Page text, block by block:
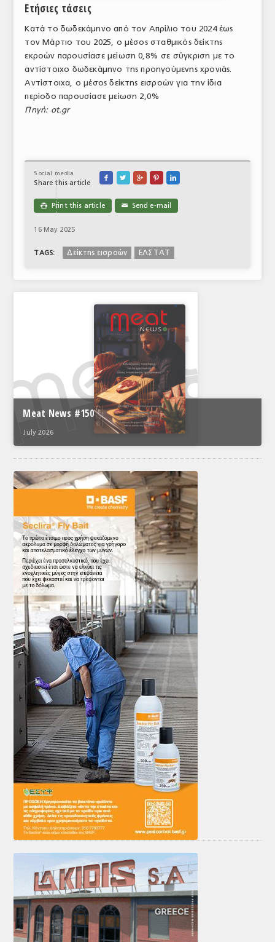
Ετήσιες τάσεις
Κατά το δωδεκάμηνο από τον Απρίλιο του 2024 έως
τον Μάρτιο του 2025, ο μέσος σταθμικός δείκτης
εκροών παρουσίασε μείωση 0,8% σε σύγκριση με το
αντίστοιχο δωδεκάμηνο της προηγούμενης χρονιάς.
Αντίστοιχα, ο μέσος δείκτης εισροών για την ίδια
περίοδο παρουσίασε μείωση 2,0%
Πηγή: ot.gr
Social media
Share this article
    
 Print this article ✉ Send e-mail
16 May 2025
TAGS: Δείκτης εισροών ΕΛΣΤΑΤ
Meat News #150
July 2026